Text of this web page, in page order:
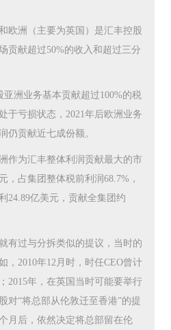
欧洲（主要为英国）是汇丰控股
贡献超过50%的收入和超过三分
亚洲业务基本贡献超过100%的税
于亏损状态，2021年后欧洲业务
仍贡献近七成份额。
作为汇丰整体利润贡献最大的市
，占集团整体税前利润68.7%，
24.89亿美元，贡献全集团约
有过与分拆类似的提议，当时的
，2010年12月时，时任CEO曾计
2015年，在英国当时可能要举行
对“将总部从伦敦迁至香港”的提
月后，依然决定将总部留在伦